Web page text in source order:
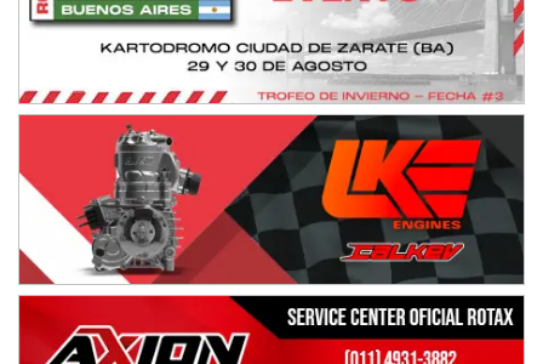
Humboldt (Santa Fe)
NORESTE SANTAFESINO - F6
Ciudad de Avellaneda (Asfalto)
Avellaneda (Santa Fe)
SUR SANTAFESINO - F4
José Samuel Sánchez (Tierra)
Rufino (Santa Fe)
TUCUMANO - F5
Juan Navarro (Asfalto)
El Timbó (Tucumán)